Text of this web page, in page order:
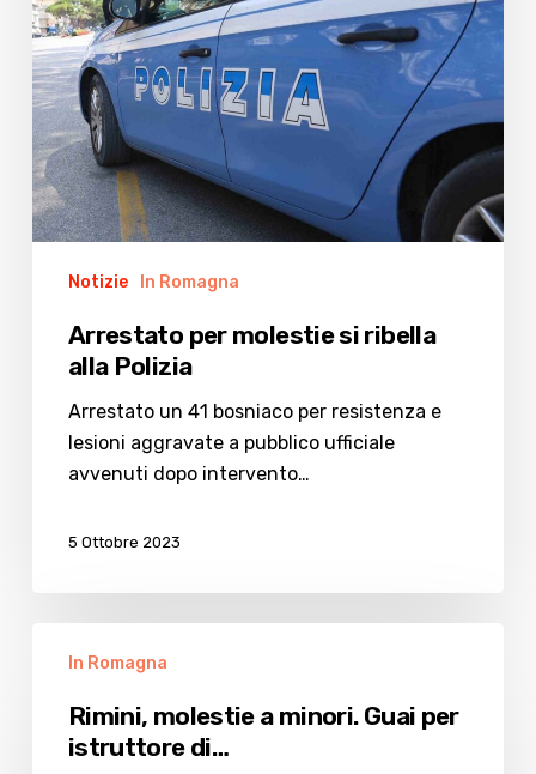
Polizia
Notizie In Romagna
Arrestato per molestie si ribella
alla Polizia
Arrestato un 41 bosniaco per resistenza e
lesioni aggravate a pubblico ufficiale
avvenuti dopo intervento…
5 Ottobre 2023
molestie
minori.
Guai
In Romagna
Rimini, molestie a minori. Guai per
istruttore di…